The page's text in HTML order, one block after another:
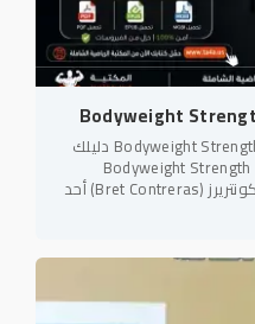
تحميل كتاب Bodyweight Strength Training Anatomy دليلك
بوزن الجسم يُعد كتاب Bodyweight Strength
Training Anatomy لمؤلفه بريت كونتريرز (Bret Contreras) أحد